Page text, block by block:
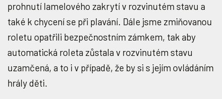
prohnutí lamelového zakrytí v rozvinutém stavu a
také k chycení se při plavání. Dále jsme zmiňovanou
roletu opatřili bezpečnostním zámkem, tak aby
automatická roleta zůstala v rozvinutém stavu
uzamčená, a to i v případě, že by si s jejím ovládáním
hrály děti.